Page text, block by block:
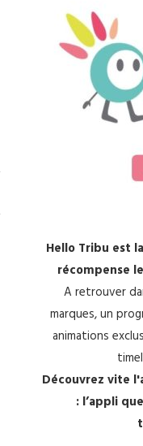
Hello Tribu est
récompense
A retrouver
marques, un
animations
Découvrez vite
: l’appli